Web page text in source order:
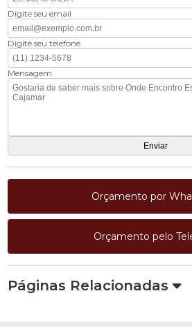
Digite seu email
Digite seu telefone
Mensagem
Orçamento por
Orçamento pelo
Páginas Relacionadas